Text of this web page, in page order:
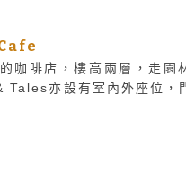
咖啡店，樓高兩層，走園
Tales亦設有室內外座位，